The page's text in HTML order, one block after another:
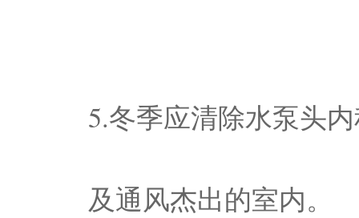
5.冬季应清除水泵头
及通风杰出的室内。